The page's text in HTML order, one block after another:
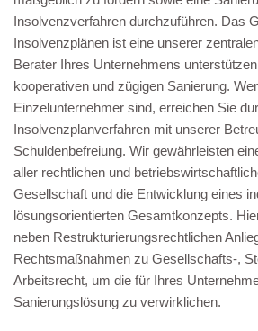
Insolvenzverfahren durchzuführen. Das
Insolvenzplänen ist eine unserer
Berater Ihres Unternehmens
kooperativen und zügigen Sanierung.
Einzelunternehmer sind, erreichen Sie
Insolvenzplanverfahren mit unserer
Schuldenbefreiung. Wir gewährleisten
aller rechtlichen und
Gesellschaft und die Entwicklung eines
lösungsorientierten Gesamtkonzepts.
neben Restrukturierungsrechtlichen
Rechtsmaßnahmen zu Gesellschafts-,
Arbeitsrecht, um die für Ihres
Sanierungslösung zu verwirklichen.